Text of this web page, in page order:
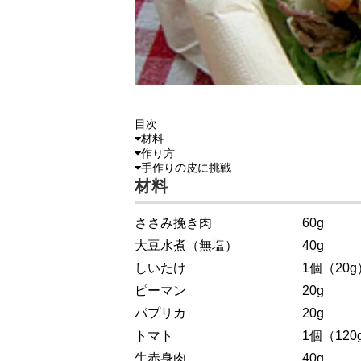
目次
材料
作り方
手作りの皮に挑戦
材料
ささみ挽き肉 60g
大豆水煮（無塩） 40g
しいたけ 1個（20g
ピーマン 20g
パプリカ 20g
トマト 1個（120g
牛赤身肉 40g